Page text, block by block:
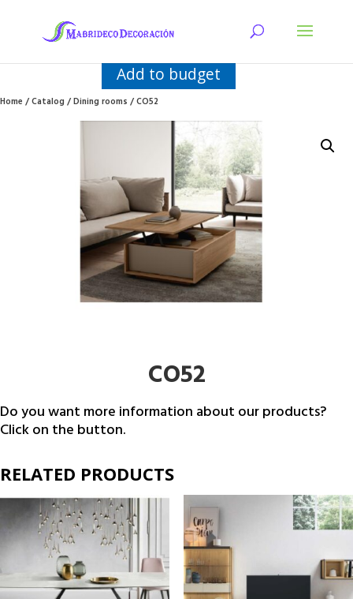
Add to budget
Home/Catalog/Dining rooms/ CO52
CO52
Do you want more information about our products?
Click on the button.
RELATED PRODUCTS